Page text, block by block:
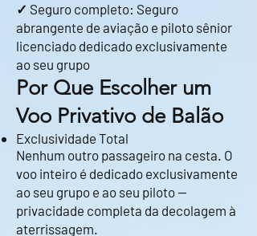
✓ Seguro completo: Seguro
abrangente de aviação e piloto sênior
licenciado dedicado exclusivamente
ao seu grupo
Por Que Escolher um
Voo Privativo de Balão
Exclusividade Total
Nenhum outro passageiro na cesta. O
voo inteiro é dedicado exclusivamente
ao seu grupo e ao seu piloto —
privacidade completa da decolagem à
aterrissagem.